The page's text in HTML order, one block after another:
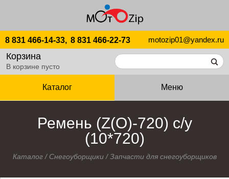
8 831 466-14-33, 8 831 466-22-73 motozip01@yandex.ru
Корзина
В корзине пусто
Каталог Меню
Ремень (Z(O)-720) с/у
(10*720)
Каталог/ Снегоуборщики/Запчасти для снегоуборщиков